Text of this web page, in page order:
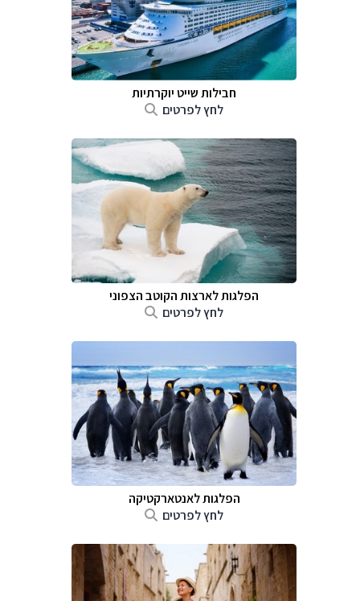
חבילות שייט יוקרתיות
לחץ לפרטים
הפלגות לארצות הקוטב הצפוני
לחץ לפרטים
הפלגות לאנטארקטיקה
לחץ לפרטים